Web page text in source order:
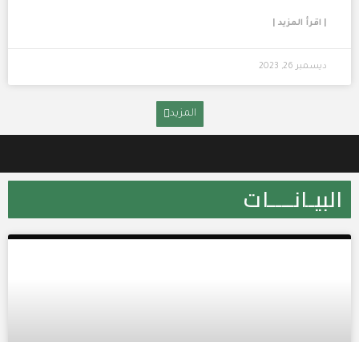
| اقرأ المزيد |
ديسمبر 26, 2023
المزيد
البيـانــــات